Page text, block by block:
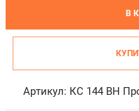
В
Артикул: КС 144 ВН